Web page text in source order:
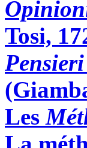
Tosi,
Les